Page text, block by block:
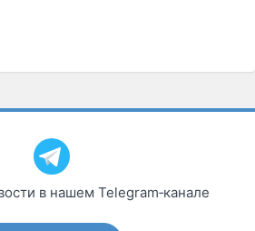
в нашем Telegram‑канале